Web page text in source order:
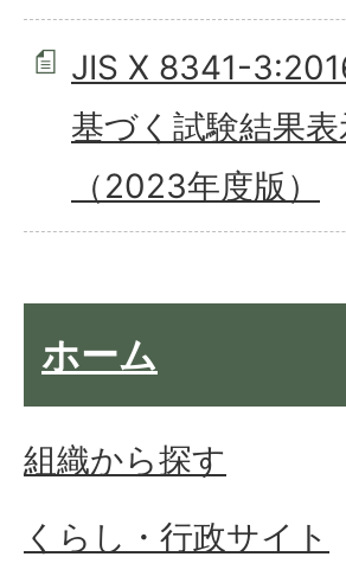
JIS X 8341-
基づく試験結果表
（2023年度版）
ホーム
組織から探す
くらし・行政サイト